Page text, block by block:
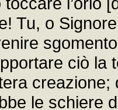
Tu, o
ciò la
le schiere